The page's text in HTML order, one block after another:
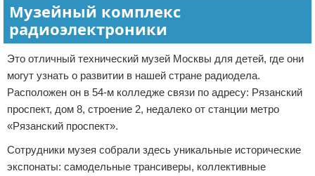
Музейный комплекс
радиоэлектроники
Это отличный технический музей Москвы для детей, где они
могут узнать о развитии в нашей стране радиодела.
Расположен он в 54-м колледже связи по адресу: Рязанский
проспект, дом 8, строение 2, недалеко от станции метро
«Рязанский проспект».
Сотрудники музея собрали здесь уникальные исторические
экспонаты: самодельные трансиверы, коллективные